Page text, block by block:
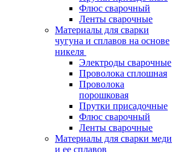
Флюс сварочный
Ленты сварочные
Материалы для сварки
чугуна и сплавов на основе
никеля
Электроды сварочные
Проволока сплошная
Проволока
порошковая
Прутки присадочные
Флюс сварочный
Ленты сварочные
Материалы для сварки меди
и ее сплавов